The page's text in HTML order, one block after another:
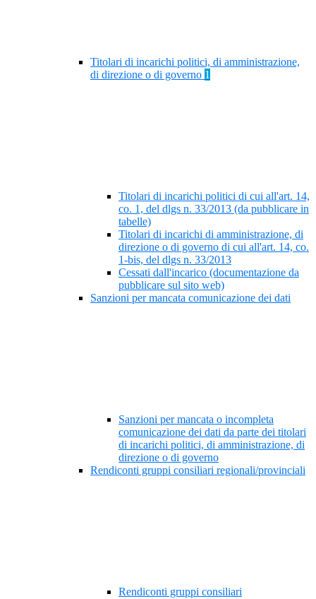
Titolari di incarichi politici, di amministrazione,
di direzione o di governo 1
Titolari di incarichi politici di cui all'art. 14,
co. 1, del dlgs n. 33/2013 (da pubblicare in
tabelle)
Titolari di incarichi di amministrazione, di
direzione o di governo di cui all'art. 14, co.
1-bis, del dlgs n. 33/2013
Cessati dall'incarico (documentazione da
pubblicare sul sito web)
Sanzioni per mancata comunicazione dei dati
Sanzioni per mancata o incompleta
comunicazione dei dati da parte dei titolari
di incarichi politici, di amministrazione, di
direzione o di governo
Rendiconti gruppi consiliari regionali/provinciali
Rendiconti gruppi consiliari